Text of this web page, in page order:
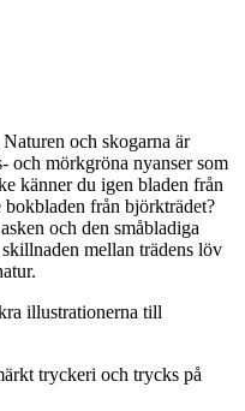
och skogarna är
och mörkgröna nyanser som
känner du igen bladen från
bokbladen från björkträdet?
och den småbladiga
mellan trädens löv
illustrationerna till
tryckeri och trycks på